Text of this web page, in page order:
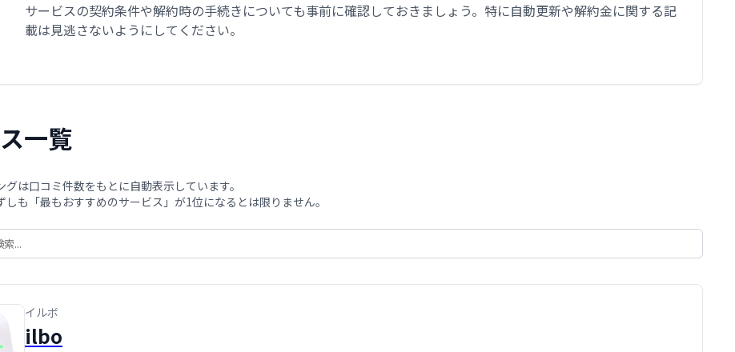
サービスの契約条件や解約時の手続きについても事前に確認しておきましょう。特に自動更新や解約金に関する記
載は見逃さないようにしてください。
一覧
は口コミ件数をもとに自動表示しています。
しも「最もおすすめのサービス」が1位になるとは限りません。
イルボ
ilbo